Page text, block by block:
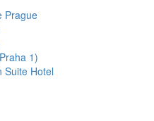
Prague
1)
Suite Hotel